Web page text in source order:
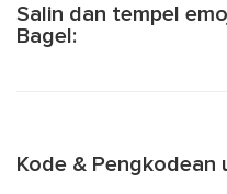
Salin dan tempel
Bagel:
Kode & Pengkodean